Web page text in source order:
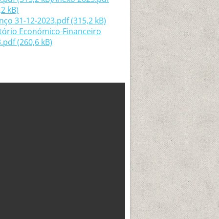
kB)
31-12-2023.pdf (315,2 kB)
Económico-Financeiro
(260,6 kB)